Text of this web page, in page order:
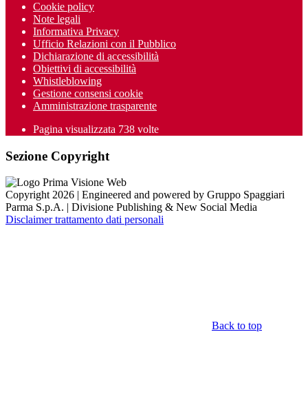
Cookie policy
Note legali
Informativa Privacy
Ufficio Relazioni con il Pubblico
Dichiarazione di accessibilità
Obiettivi di accessibilità
Whistleblowing
Gestione consensi cookie
Amministrazione trasparente
Pagina visualizzata 738 volte
Sezione Copyright
Copyright 2026 | Engineered and powered by Gruppo Spaggiari
Parma S.p.A. | Divisione Publishing & New Social Media
Disclaimer trattamento dati personali
Back to top